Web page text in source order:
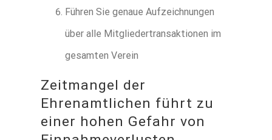
Führen Sie genaue Aufzeichnungen
über alle Mitgliedertransaktionen im
gesamten Verein
Zeitmangel der
Ehrenamtlichen führt zu
einer hohen Gefahr von